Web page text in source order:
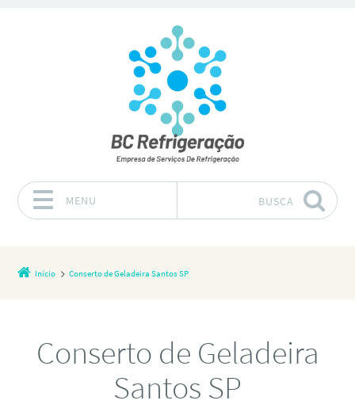
MENU BUSCA
Início Conserto de Geladeira Santos SP
Conserto de Geladeira
Santos SP